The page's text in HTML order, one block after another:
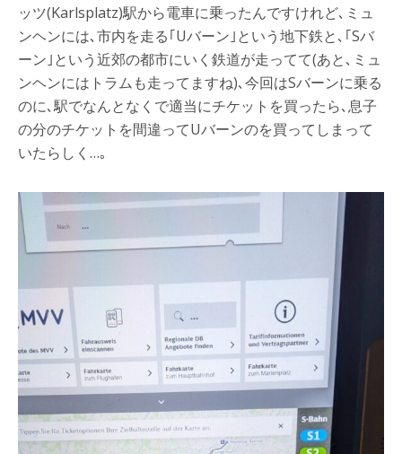
ッツ(Karlsplatz)駅から電車に乗ったんですけれど､ミュ
ンヘンには､市内を走る｢Uバーン｣という地下鉄と､｢Sバ
ーン｣という近郊の都市にいく鉄道が走ってて(あと､ミュ
ンヘンにはトラムも走ってますね)､今回はSバーンに乗る
のに､駅でなんとなくで適当にチケットを買ったら､息子
の分のチケットを間違ってUバーンのを買ってしまって
いたらしく…｡